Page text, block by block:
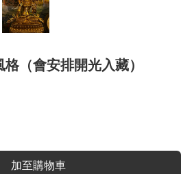
（會安排開光入藏）
加至購物車